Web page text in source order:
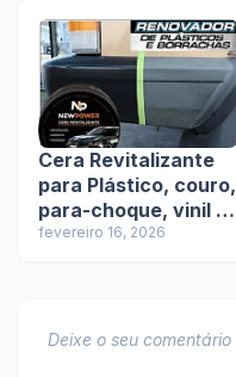
Cera Revitalizante
para Plástico, couro,
para-choque, vinil +
Espuma de
Shopee
fevereiro 16, 2026
Deixe o seu comentário